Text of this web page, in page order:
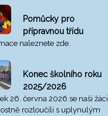
Pomůcky pro
přípravnou třídu
naleznete zde.
Konec školního roku
2025/2026
26. června 2026 se naši žáci
rozloučili s uplynulým